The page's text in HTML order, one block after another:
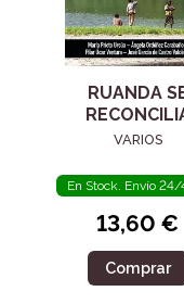
RUANDA
VARIOS
En Stock. Envío 24/
13,60 €
Comprar